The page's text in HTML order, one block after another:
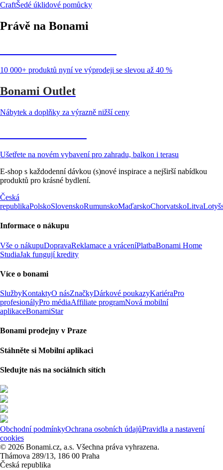
CraftŠedé úklidové pomůcky
Právě na Bonami
10 000+ produktů nyní ve výprodeji se slevou až 40 %
Bonami Outlet
Nábytek a doplňky za výrazně nižší ceny
Ušetřete na novém vybavení pro zahradu, balkon i terasu
E-shop s každodenní dávkou (s)nové inspirace a nejširší nabídkou
produktů pro krásné bydlení.
Česká
republikaPolskoSlovenskoRumunskoMaďarskoChorvatskoLitva
Informace o nákupu
Vše o nákupuDopravaReklamace a vráceníPlatbaBonami Home
StudiaJak fungují kredity
Více o bonami
SlužbyKontaktyO násZnačkyDárkové poukazyKariéraPro
profesionályPro médiaAffiliate programNová mobilní
aplikaceBonamiStar
Bonami prodejny v Praze
Stáhněte si Mobilní aplikaci
Sledujte nás na sociálních sítích
Obchodní podmínkyOchrana osobních údajůPravidla a nastavení
cookies
© 2026 Bonami.cz, a.s. Všechna práva vyhrazena.
Thámova 289/13, 186 00 Praha
Česká republika